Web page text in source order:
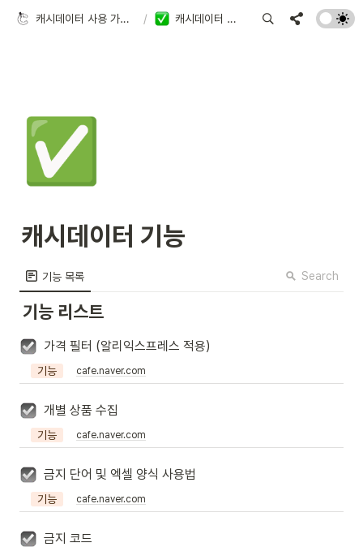
캐시데이터 사용 가이드 / 캐시데이터 기능
✅
캐시데이터 기능
기능 목록 Search
기능 리스트
가격 필터 (알리익스프레스 적용)
기능 cafe.naver.com
개별 상품 수집
기능 cafe.naver.com
금지 단어 및 엑셀 양식 사용법
기능 cafe.naver.com
금지 코드